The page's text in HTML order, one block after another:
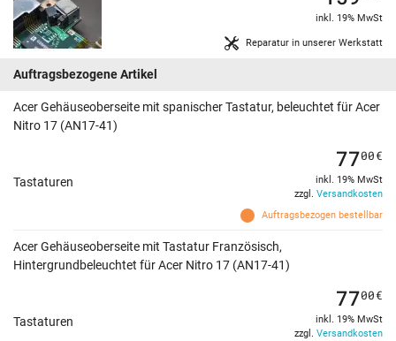
Reparatur in unserer Werkstatt
inkl. 19% MwSt
Auftragsbezogene Artikel
Acer Gehäuseoberseite mit spanischer Tastatur, beleuchtet für Acer
Nitro 17 (AN17-41)
Tastaturen
Auftragsbezogen bestellbar
7700€
inkl. 19% MwSt
zzgl. Versandkosten
Acer Gehäuseoberseite mit Tastatur Französisch,
Hintergrundbeleuchtet für Acer Nitro 17 (AN17-41)
Tastaturen
7700€
inkl. 19% MwSt
zzgl. Versandkosten